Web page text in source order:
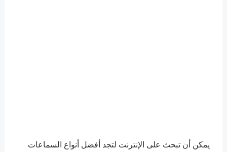
يمكن أن تبحث على الإنترنت لتجد أفضل أنواع السماعات